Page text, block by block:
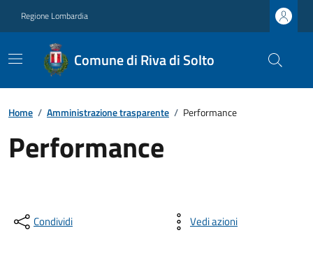
Regione Lombardia
Comune di Riva di Solto
Home / Amministrazione trasparente / Performance
Performance
Condividi Vedi azioni